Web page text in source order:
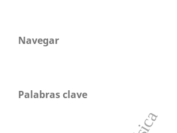
Navegar
Palabras clave